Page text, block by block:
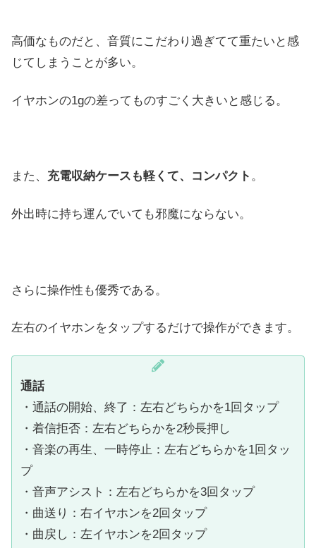
高価なものだと、音質にこだわり過ぎてて重たいと感
じてしまうことが多い。
イヤホンの1gの差ってものすごく大きいと感じる。
また、 充電収納ケースも軽くて、コンパクト 。
外出時に持ち運んでいても邪魔にならない。
さらに操作性も優秀である。
左右のイヤホンをタップするだけで操作ができます。
通話
・通話の開始、終了：左右どちらかを1回タップ
・着信拒否：左右どちらかを2秒長押し
・音楽の再生、一時停止：左右どちらかを1回タッ
プ
・音声アシスト：左右どちらかを3回タップ
・曲送り：右イヤホンを2回タップ
・曲戻し：左イヤホンを2回タップ